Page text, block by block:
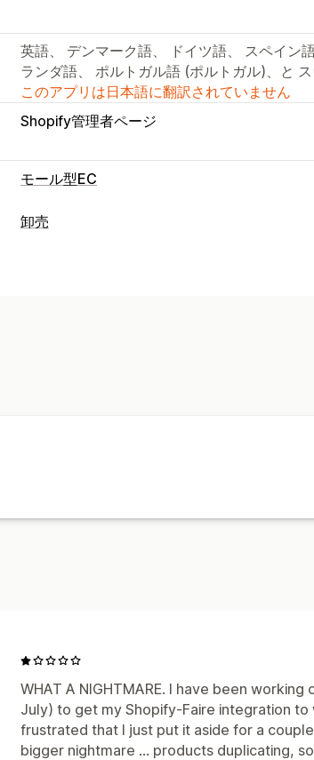
英語、 デンマーク語、 ドイツ語、 スペイン
ランダ語、 ポルトガル語 (ポルトガル)、と
このアプリは日本語に翻訳されていません
Shopify管理者ページ
モール型EC
リスティング管理
卸売
WHAT A NIGHTMARE. I have been
July) to get my Shopify-Faire integration
frustrated that I just put it aside for a
bigger nightmare ... products duplicating,